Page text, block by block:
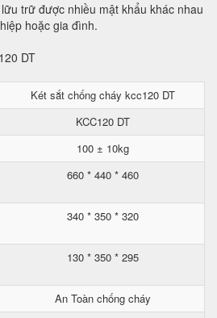
trữ được nhiều mật khẩu khác nhau
hoặc gia đình.
Két sắt chống cháy kcc120 DT
KCC120 DT
100 ± 10kg
660 * 440 * 460
340 * 350 * 320
130 * 350 * 295
An Toàn chống cháy